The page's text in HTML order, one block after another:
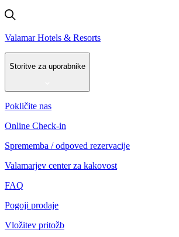
Valamar Hotels & Resorts
Storitve za uporabnike
Pokličite nas
Online Check-in
Sprememba / odpoved rezervacije
Valamarjev center za kakovost
FAQ
Pogoji prodaje
Vložitev pritožb